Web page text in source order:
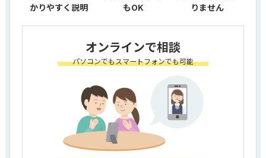
かりやすく説明
もOK
りません
オンラインで相談
パソコンでもスマートフォンでも可能